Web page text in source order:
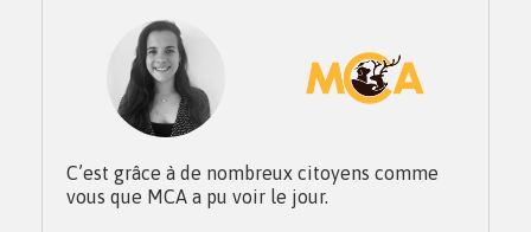
C’est grâce à de nombreux citoyens comme
vous que MCA a pu voir le jour.